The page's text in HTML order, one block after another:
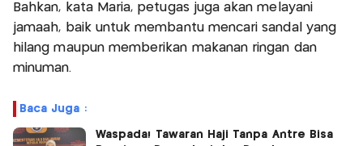
Bahkan, kata Maria, petugas juga akan melayani
jamaah, baik untuk membantu mencari sandal yang
hilang maupun memberikan makanan ringan dan
minuman.
Baca Juga :
Waspada! Tawaran Haji Tanpa Antre Bisa